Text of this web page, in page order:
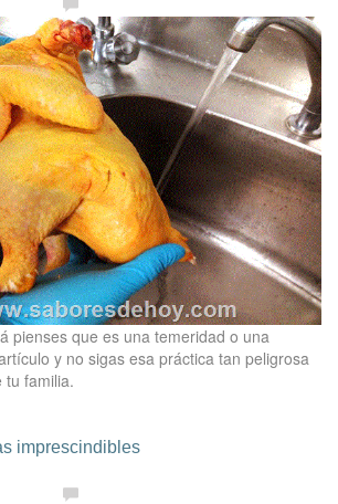
pienses que es una temeridad o una
y no sigas esa práctica tan peligrosa
tu familia.
imprescindibles